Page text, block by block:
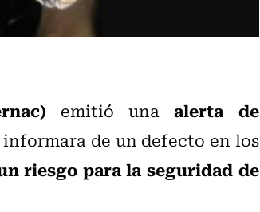
emitió unaalerta de
de un defecto en los
riesgo para la seguridad de